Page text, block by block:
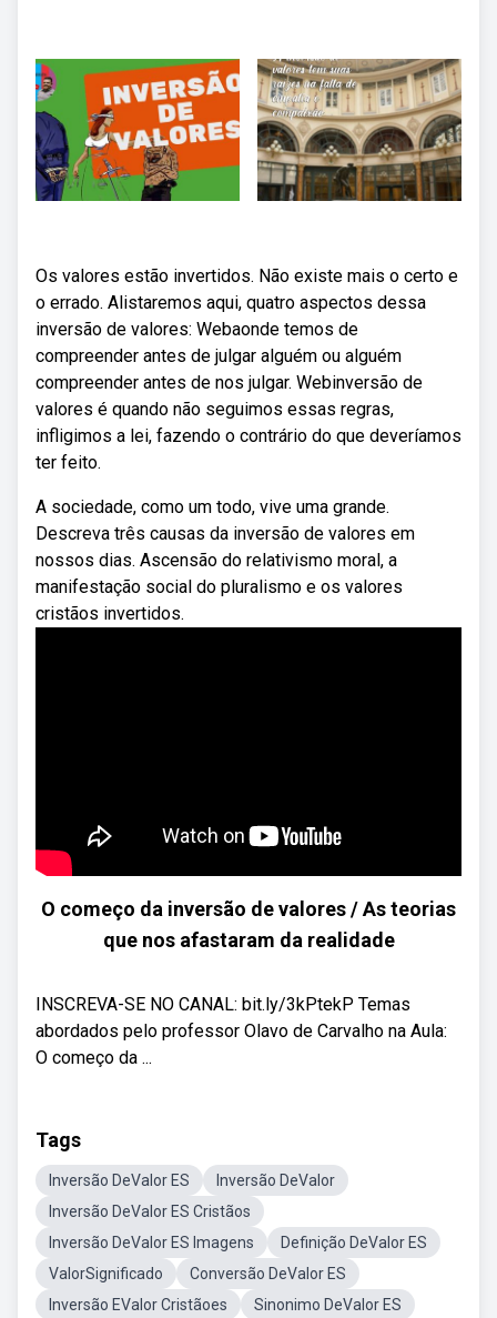
Os valores estão invertidos. Não existe mais o certo e
o errado. Alistaremos aqui, quatro aspectos dessa
inversão de valores: Webaonde temos de
compreender antes de julgar alguém ou alguém
compreender antes de nos julgar. Webinversão de
valores é quando não seguimos essas regras,
infligimos a lei, fazendo o contrário do que deveríamos
ter feito.
A sociedade, como um todo, vive uma grande.
Descreva três causas da inversão de valores em
nossos dias. Ascensão do relativismo moral, a
manifestação social do pluralismo e os valores
cristãos invertidos.
O começo da inversão de valores / As teorias
que nos afastaram da realidade
INSCREVA-SE NO CANAL: bit.ly/3kPtekP Temas
abordados pelo professor Olavo de Carvalho na Aula:
O começo da ...
Tags
Inversão DeValor ES
Inversão DeValor
Inversão DeValor ES Cristãos
Inversão DeValor ES Imagens
Definição DeValor ES
ValorSignificado
Conversão DeValor ES
Inversão EValor Cristãoes
Sinonimo DeValor ES